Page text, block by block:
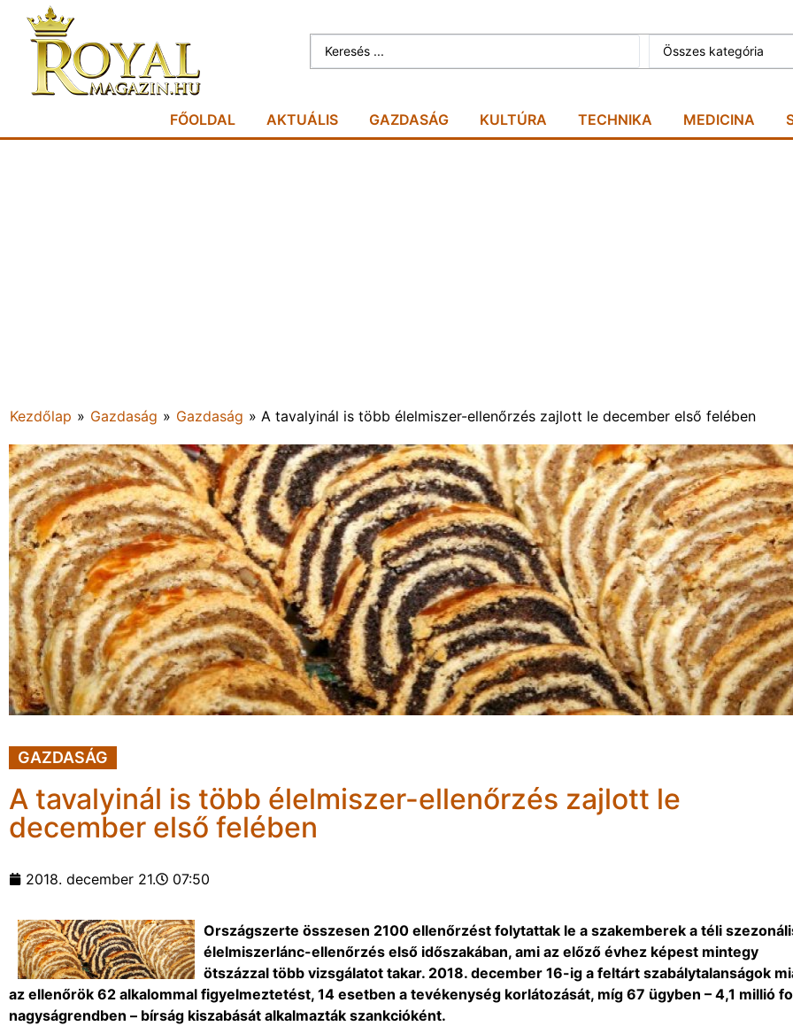
Összes kategória
FŐOLDAL AKTUÁLIS GAZDASÁG KULTÚRA TECHNIKA MEDICINA
Kezdőlap » Gazdaság » Gazdaság » A tavalyinál is több élelmiszer-ellenőrzés zajlott le december első felében
GAZDASÁG
A tavalyinál is több élelmiszer-ellenőrzés zajlott le
december első felében
2018. december 21. 07:50
Országszerte összesen 2100 ellenőrzést folytattak le a szakemberek a téli
élelmiszerlánc-ellenőrzés első időszakában, ami az előző évhez képest mintegy
ötszázzal több vizsgálatot takar. 2018. december 16-ig a feltárt szabálytalanságok
az ellenőrök 62 alkalommal figyelmeztetést, 14 esetben a tevékenység korlátozását, míg 67 ügyben – 4,1 millió
nagyságrendben – bírság kiszabását alkalmazták szankcióként.